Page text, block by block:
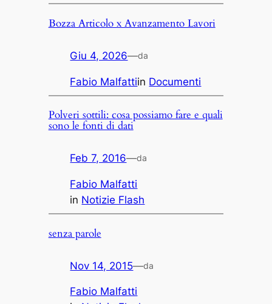
Bozza Articolo x Avanzamento Lavori
Giu 4, 2026—da
Fabio Malfattiin Documenti
Polveri sottili: cosa possiamo fare e quali
sono le fonti di dati
Feb 7, 2016—da
Fabio Malfatti
in Notizie Flash
senza parole
Nov 14, 2015—da
Fabio Malfatti